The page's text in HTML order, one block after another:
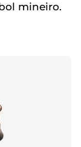
mineiro.